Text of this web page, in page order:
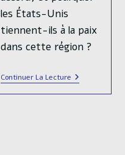
les États-Unis
tiennent-ils à la paix
dans cette région ?
Continuer La LectureAccord
De
Paix